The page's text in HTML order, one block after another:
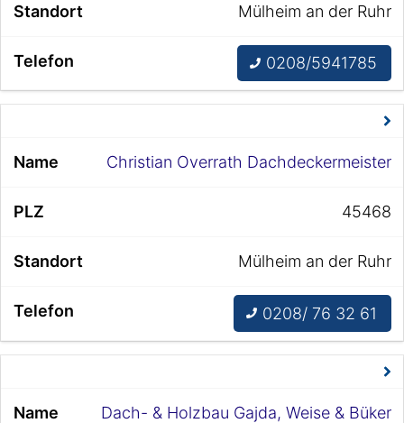
Mülheim an der Ruhr
0208/5941785
Christian Overrath Dachdeckermeister
45468
Mülheim an der Ruhr
0208/ 76 32 61
Dach- & Holzbau Gajda, Weise & Büker